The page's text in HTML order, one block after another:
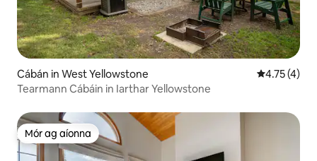
Cábán in West Yellowstone Meánrátáil
4.75 (4)
Tearmann Cábáin in Iarthar Yellowstone
Mór ag aíonna
Mór ag aíonna